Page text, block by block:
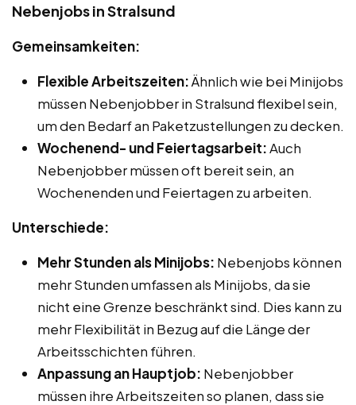
Nebenjobs in Stralsund
Gemeinsamkeiten:
Flexible Arbeitszeiten:Ähnlich wie bei Minijobs
müssen Nebenjobber in Stralsund flexibel sein,
um den Bedarf an Paketzustellungen zu decken.
Wochenend- und Feiertagsarbeit:Auch
Nebenjobber müssen oft bereit sein, an
Wochenenden und Feiertagen zu arbeiten.
Unterschiede:
Mehr Stunden als Minijobs: Nebenjobs können
mehr Stunden umfassen als Minijobs, da sie
nicht eine Grenze beschränkt sind. Dies kann zu
mehr Flexibilität in Bezug auf die Länge der
Arbeitsschichten führen.
Anpassung an Hauptjob: Nebenjobber
müssen ihre Arbeitszeiten so planen, dass sie